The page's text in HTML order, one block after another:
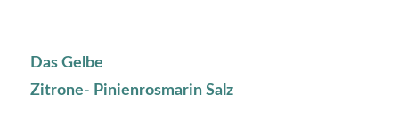
Das Gelbe
Zitrone- Pinienrosmarin Salz